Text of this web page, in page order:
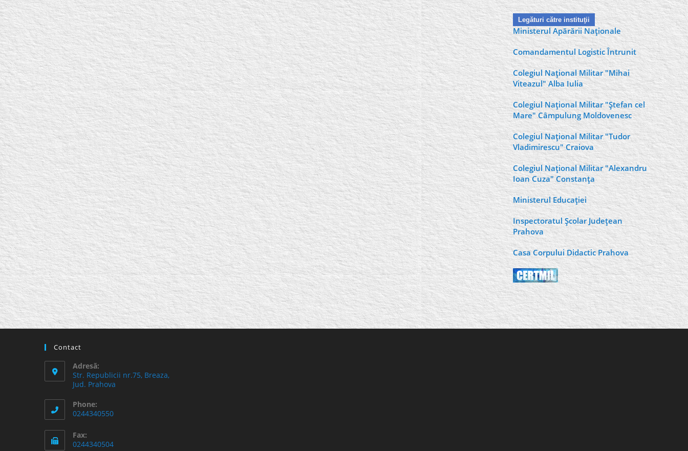
Legături către instituţii
Ministerul Apărării Naţionale
Comandamentul Logistic Întrunit
Colegiul Naţional Militar "Mihai
Viteazul" Alba Iulia
Colegiul Naţional Militar "Ştefan cel
Mare" Câmpulung Moldovenesc
Colegiul Naţional Militar "Tudor
Vladimirescu" Craiova
Colegiul Naţional Militar "Alexandru
Ioan Cuza" Constanţa
Ministerul Educaţiei
Inspectoratul Şcolar Judeţean
Prahova
Casa Corpului Didactic Prahova
Contact
Adresă:
Str. Republicii nr.75, Breaza,
Jud. Prahova
Phone:
0244340550
Fax:
0244340504